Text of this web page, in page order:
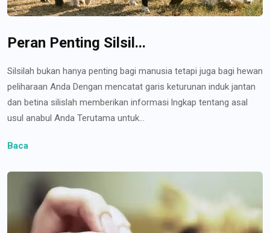
Peran Penting Silsil...
Silsilah bukan hanya penting bagi manusia tetapi juga bagi hewan
peliharaan Anda Dengan mencatat garis keturunan induk jantan
dan betina silislah memberikan informasi lngkap tentang asal
usul anabul Anda Terutama untuk...
Baca